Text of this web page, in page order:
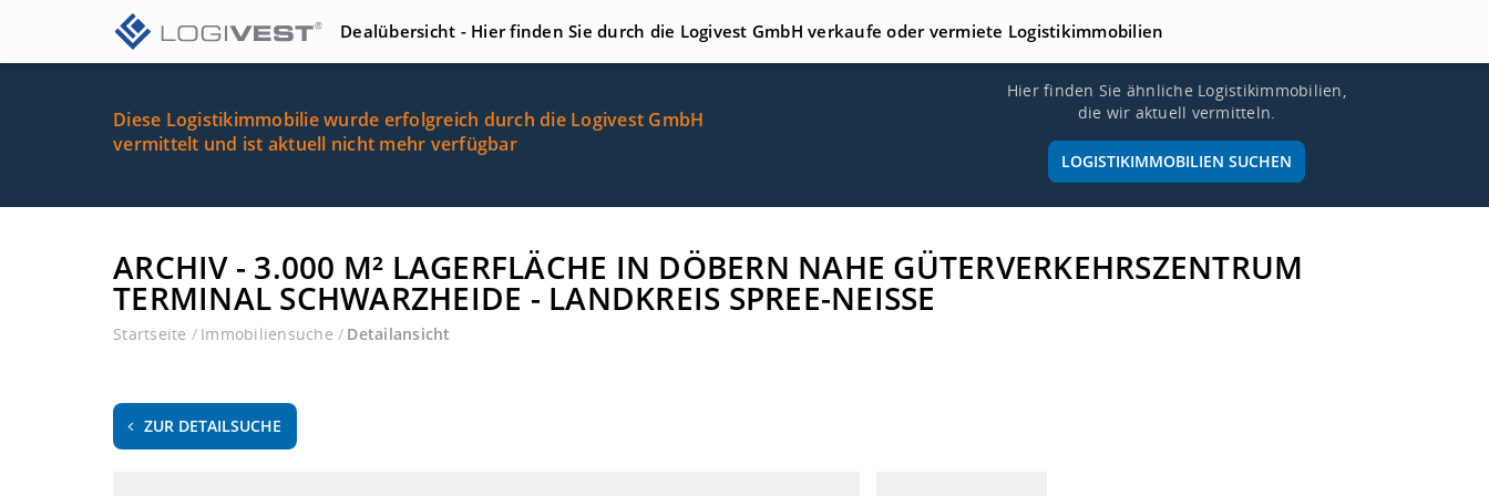
Dealübersicht - Hier finden Sie durch die Logivest GmbH verkaufe oder vermiete Logistikimmobilien
Diese Logistikimmobilie wurde erfolgreich durch die Logivest GmbH
vermittelt und ist aktuell nicht mehr verfügbar
Hier finden Sie ähnliche Logistikimmobilien,
die wir aktuell vermitteln.
LOGISTIKIMMOBILIEN SUCHEN
ARCHIV - 3.000 M² LAGERFLÄCHE IN DÖBERN NAHE GÜTERVERKEHRSZENTRUM
TERMINAL SCHWARZHEIDE - LANDKREIS SPREE-NEISSE
Startseite / Immobiliensuche / Detailansicht
ZUR DETAILSUCHE